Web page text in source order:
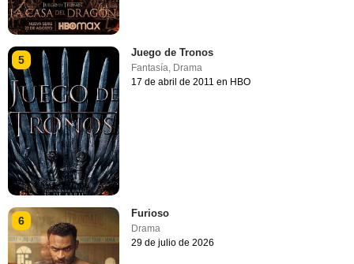
5
Juego de Tronos
Fantasía, Drama
17 de abril de 2011 en HBO
6
Furioso
Drama
29 de julio de 2026